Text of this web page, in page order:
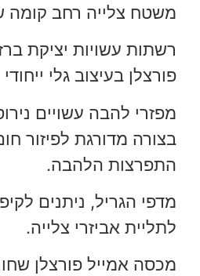
משטח צלייה רחב קומה
רשתות עשויות יציקת
פורצלן בעיצוב גלי
מפזרי להבה עשויים
בצורה מדורגת לפיזור
התפרצות הלהבה.
מדפי הגריל, ניתנים
לתליית אביזרי צלייה.
מכסה אמייל פורצלן